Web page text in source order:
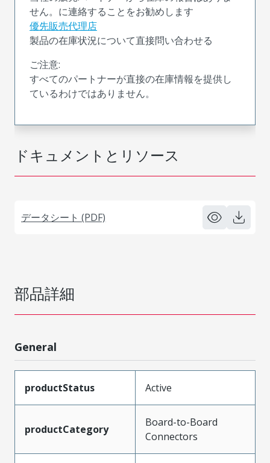
ドキュメントとリソース
データシート (PDF)
せん。に連絡することをお勧めします
優先販売代理店
製品の在庫状況について直接問い合わせる
ご注意:
すべてのパートナーが直接の在庫情報を提供し
ているわけではありません。
部品詳細
General
productStatus Active
productCategory
Board-to-Board
Connectors